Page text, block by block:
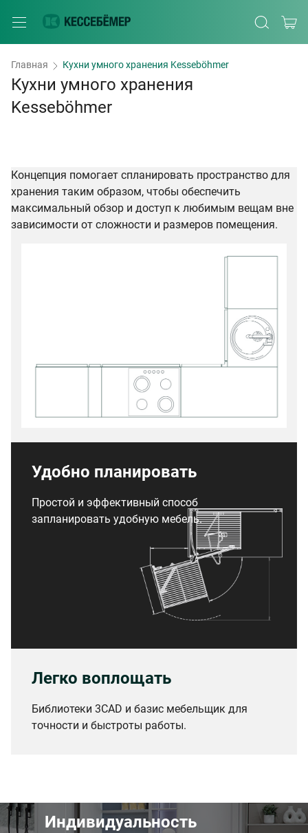
Главная Кухни умного хранения Kesseböhmer
Кухни умного хранения
Kesseböhmer
Концепция помогает спланировать пространство для
хранения таким образом, чтобы обеспечить
максимальный обзор и доступ к любимым вещам вне
зависимости от сложности и размеров помещения.
Удобно планировать
Простой и эффективный способ
запланировать удобную мебель.
Легко воплощать
Библиотеки 3CAD и базис мебельщик для
точности и быстроты работы.
Индивидуальность